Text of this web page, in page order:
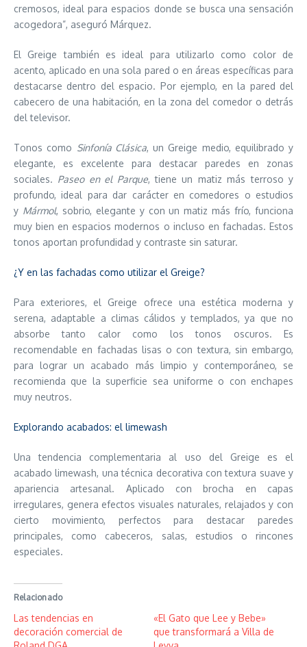
cremosos, ideal para espacios donde se busca una sensación
acogedora”, aseguró Márquez.
El Greige también es ideal para utilizarlo como color de
acento, aplicado en una sola pared o en áreas específicas para
destacarse dentro del espacio. Por ejemplo, en la pared del
cabecero de una habitación, en la zona del comedor o detrás
del televisor.
Tonos como Sinfonía Clásica, un Greige medio, equilibrado y
elegante, es excelente para destacar paredes en zonas
sociales. Paseo en el Parque, tiene un matiz más terroso y
profundo, ideal para dar carácter en comedores o estudios
y Mármol, sobrio, elegante y con un matiz más frío, funciona
muy bien en espacios modernos o incluso en fachadas. Estos
tonos aportan profundidad y contraste sin saturar.
¿Y en las fachadas como utilizar el Greige?
Para exteriores, el Greige ofrece una estética moderna y
serena, adaptable a climas cálidos y templados, ya que no
absorbe tanto calor como los tonos oscuros. Es
recomendable en fachadas lisas o con textura, sin embargo,
para lograr un acabado más limpio y contemporáneo, se
recomienda que la superficie sea uniforme o con enchapes
muy neutros.
Explorando acabados: el limewash
Una tendencia complementaria al uso del Greige es el
acabado limewash, una técnica decorativa con textura suave y
apariencia artesanal. Aplicado con brocha en capas
irregulares, genera efectos visuales naturales, relajados y con
cierto movimiento, perfectos para destacar paredes
principales, como cabeceros, salas, estudios o rincones
especiales.
Relacionado
Las tendencias en
decoración comercial de
«El Gato que Lee y Bebe»
que transformará a Villa de